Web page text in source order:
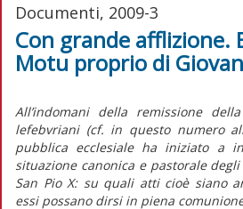
Documenti, 2009-3
Con grande afflizione.
Motu proprio di
All’indomani della remissione
lefebvriani (cf. in questo numero
pubblica ecclesiale ha iniziato a
situazione canonica e pastorale
San Pio X: su quali atti cioè siano
essi possano dirsi in piena